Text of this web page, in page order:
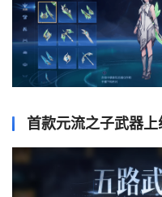
首款元流之子武器上